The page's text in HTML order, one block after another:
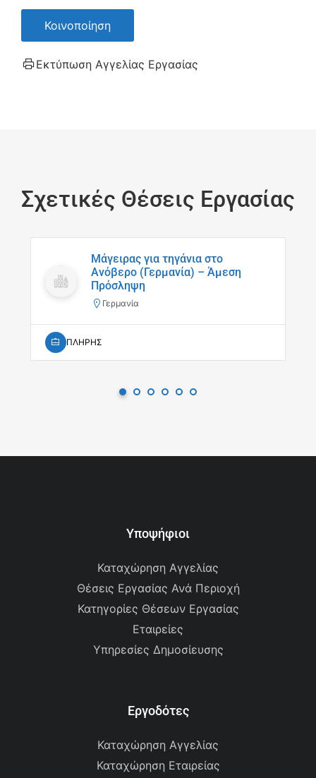
Κοινοποίηση
Εκτύπωση Αγγελίας Εργασίας
Σχετικές Θέσεις Εργασίας
Μάγειρας για τηγάνια στο
Ανόβερο (Γερμανία) – Άμεση
Πρόσληψη
Γερμανία
ΠΛΗΡΗΣ
Υποψήφιοι
Καταχώρηση Αγγελίας
Θέσεις Εργασίας Ανά Περιοχή
Κατηγορίες Θέσεων Εργασίας
Εταιρείες
Υπηρεσίες Δημοσίευσης
Εργοδότες
Καταχώρηση Αγγελίας
Καταχώρηση Εταιρείας